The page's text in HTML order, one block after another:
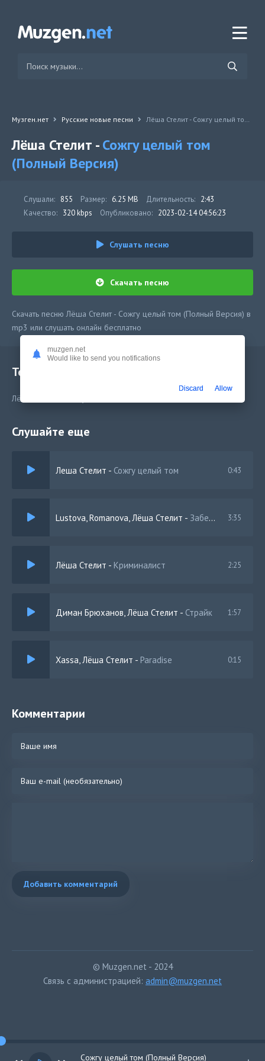
Музген.нет Русские новые песни Лёша Стелит - Сожгу целый том (Полный Версия)
Лёша Стелит -Сожгу целый том
(Полный Версия)
Слушали: 855 Размер: 6.25 MB Длительность: 2:43
Качество: 320 kbps Опубликовано: 2023-02-14 04:56:23
Слушать песню
Скачать песню
Скачать песню Лёша Стелит - Сожгу целый том (Полный Версия) в
mp3 или слушать онлайн бесплатно
Текст песни
Лёша Стелит - Сожгу целый том
Слушайте еще
Леша Стелит - Сожгу целый том 0:43
Lustova, Romanova, Лёша Стелит - Заберём 3:35
Лёша Стелит - Криминалист 2:25
Диман Брюханов, Лёша Стелит - Страйк 1:57
Xassa, Лёша Стелит - Paradise 0:15
Комментарии
Добавить комментарий
© Muzgen.net - 2024
Связь с администрацией: admin@muzgen.net
muzgen.net
Would like to send you notifications
Discard Allow
Сожгу целый том (Полный Версия)